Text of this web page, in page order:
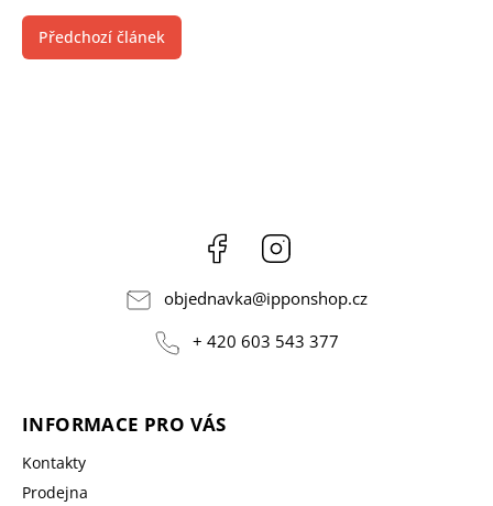
Předchozí článek
Facebook
objednavka@ipponshop.cz
+ 420 603 543 377
INFORMACE PRO VÁS
Kontakty
Prodejna